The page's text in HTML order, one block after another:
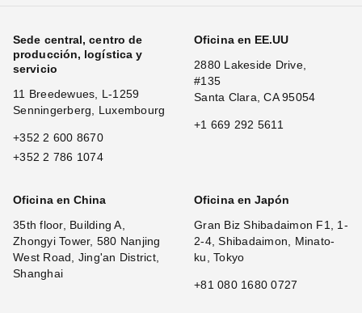
Sede central, centro de
producción, logística y
servicio
11 Breedewues, L-1259
Senningerberg, Luxembourg
+352 2 600 8670
+352 2 786 1074
Oficina en EE.UU
2880 Lakeside Drive,
#135
Santa Clara, CA 95054
+1 669 292 5611
Oficina en China
35th floor, Building A,
Zhongyi Tower, 580 Nanjing
West Road, Jing'an District,
Shanghai
Oficina en Japón
Gran Biz Shibadaimon F1, 1-
2-4, Shibadaimon, Minato-
ku, Tokyo
+81 080 1680 0727